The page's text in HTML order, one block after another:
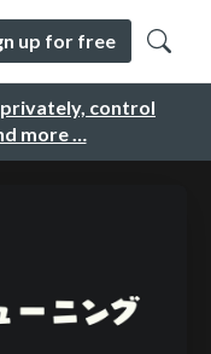
control
more …
up for free